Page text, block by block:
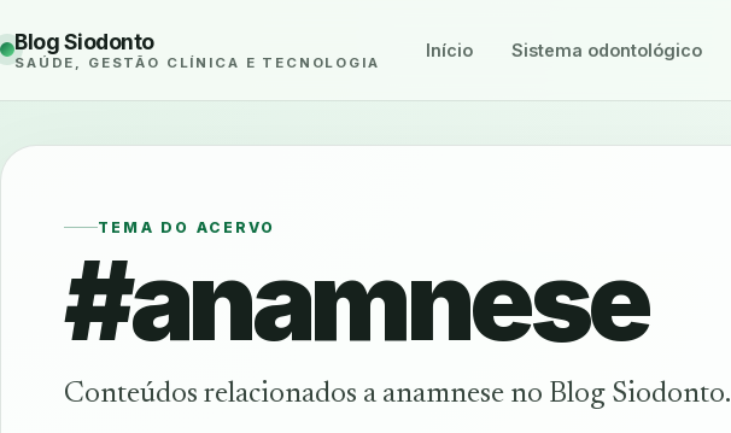
Blog Siodonto
SAÚDE, GESTÃO CLÍNICA E TECNOLOGIA
Início Sistema odontológico
TEMA DO ACERVO
#anamnese
Conteúdos relacionados a anamnese no Blog Siodonto.